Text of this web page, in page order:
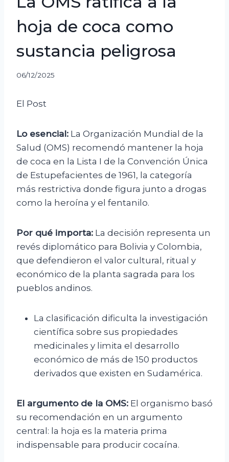
hoja de coca como
sustancia peligrosa
06/12/2025
El Post
Lo esencial: La Organización Mundial de la
Salud (OMS) recomendó mantener la hoja
de coca en la Lista I de la Convención Única
de Estupefacientes de 1961, la categoría
más restrictiva donde figura junto a drogas
como la heroína y el fentanilo.
Por qué importa: La decisión representa un
revés diplomático para Bolivia y Colombia,
que defendieron el valor cultural, ritual y
económico de la planta sagrada para los
pueblos andinos.
La clasificación dificulta la investigación
científica sobre sus propiedades
medicinales y limita el desarrollo
económico de más de 150 productos
derivados que existen en Sudamérica.
El argumento de la OMS: El organismo basó
su recomendación en un argumento
central: la hoja es la materia prima
indispensable para producir cocaína.